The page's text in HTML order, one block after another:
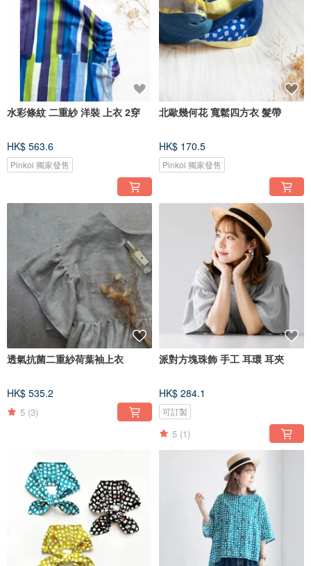
水彩條紋 二重紗 洋裝 上衣 2穿
HK$ 563.6
Pinkoi 獨家發售
北歐幾何花 寬鬆四方衣 髮帶
HK$ 170.5
Pinkoi 獨家發售
透氣抗菌二重紗荷葉袖上衣
HK$ 535.2
5 (3)
派對方塊珠飾 手工 耳環 耳夾
HK$ 284.1
可訂製
5 (1)